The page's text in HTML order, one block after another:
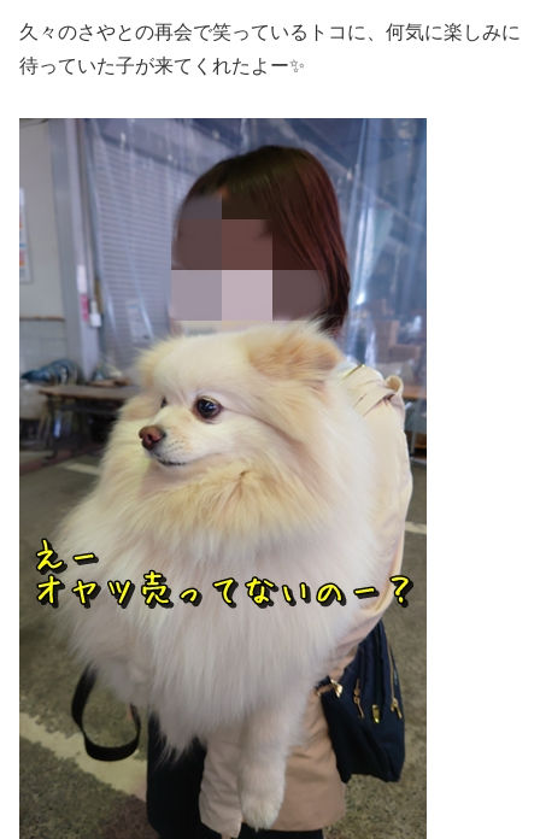
久々のさやとの再会で笑っているトコに、何気に楽しみに
待っていた子が来てくれたよー✨